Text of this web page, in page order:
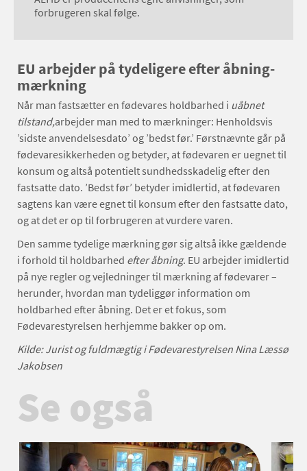
forbrugeren skal følge.
EU arbejder på tydeligere efter åbning-
mærkning
Når man fastsætter en fødevares holdbarhed i uåbnet
tilstand,arbejder man med to mærkninger: Henholdsvis
’sidste anvendelsesdato’ og ’bedst før.’ Førstnævnte går på
fødevaresikkerheden og betyder, at fødevaren er uegnet til
konsum og altså potentielt sundhedsskadelig efter den
fastsatte dato. ’Bedst før’ betyder imidlertid, at fødevaren
sagtens kan være egnet til konsum efter den fastsatte dato,
og at det er op til forbrugeren at vurdere varen.
Den samme tydelige mærkning gør sig altså ikke gældende
i forhold til holdbarhed efter åbning. EU arbejder imidlertid
på nye regler og vejledninger til mærkning af fødevarer –
herunder, hvordan man tydeliggør information om
holdbarhed efter åbning. Det er et fokus, som
Fødevarestyrelsen herhjemme bakker op om.
Kilde: Jurist og fuldmægtig i Fødevarestyrelsen Nina Læssø
Jakobsen
Se også